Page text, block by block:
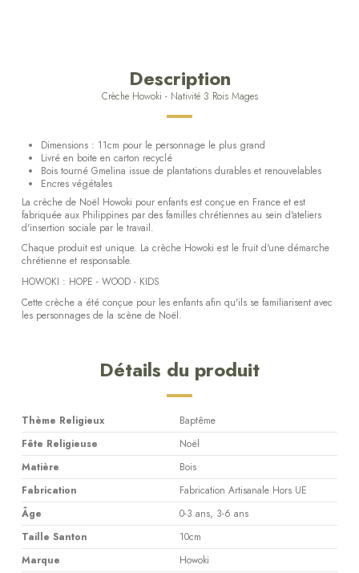
Description
Crèche Howoki - Nativité 3 Rois Mages
Dimensions : 11cm pour le personnage le plus grand
Livré en boite en carton recyclé
Bois tourné Gmelina issue de plantations durables et renouvelables
Encres végétales
La crèche de Noël Howoki pour enfants est conçue en France et est
fabriquée aux Philippines par des familles chrétiennes au sein d'ateliers
d'insertion sociale par le travail.
Chaque produit est unique. La crèche Howoki est le fruit d'une démarche
chrétienne et responsable.
HOWOKI : HOPE - WOOD - KIDS
Cette crèche a été conçue pour les enfants afin qu'ils se familiarisent avec
les personnages de la scène de Noël.
Détails du produit
Thème Religieux
Baptême
Fête Religieuse
Noël
Matière
Bois
Fabrication
Fabrication Artisanale Hors UE
Âge
0-3 ans, 3-6 ans
Taille Santon
10cm
Marque
Howoki